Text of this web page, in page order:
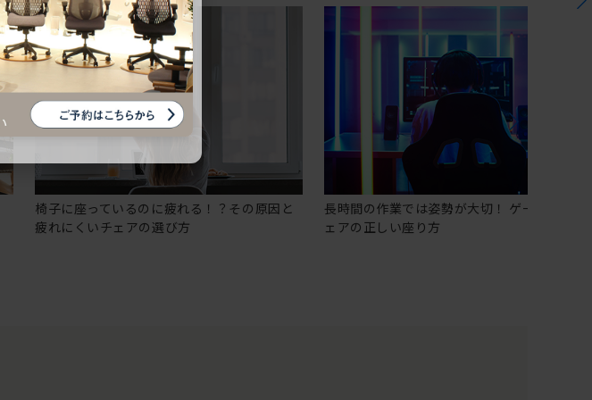
椅子に座っているのに疲れる！？その原因と
疲れにくいチェアの選び方
長時間の作業では姿勢が大切！ ゲーミングチ
ェアの正しい座り方